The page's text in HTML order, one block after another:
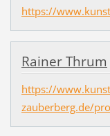
https://
Rainer Thrum
https://
zauberberg.de/